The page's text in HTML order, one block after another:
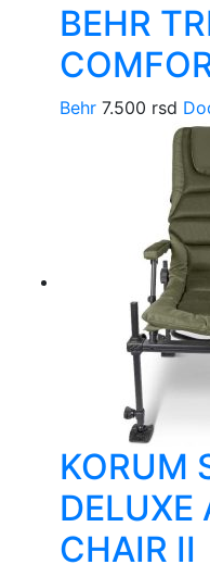
BEHR
Behr 7.500 rsd
KORUM
DELUXE
CHAIR II